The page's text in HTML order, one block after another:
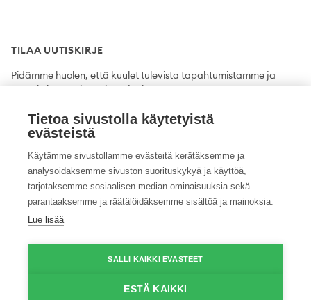
TILAA UUTISKIRJE
Pidämme huolen, että kuulet tulevista tapahtumistamme ja
uutuuksista ensimmäisten joukossa.
Tilaa
Twitter FacebookYouTubeInstagramLinkedIn
© 2026 ProAgria. Kaikki oikeudet pidätetään.
Tietoa sivustolla käytetyistä
evästeistä
Käytämme sivustollamme evästeitä kerätäksemme ja
analysoidaksemme sivuston suorituskykyä ja käyttöä,
tarjotaksemme sosiaalisen median ominaisuuksia sekä
parantaaksemme ja räätälöidäksemme sisältöä ja mainoksia.
Lue lisää
SALLI KAIKKI EVÄSTEET
ESTÄ KAIKKI